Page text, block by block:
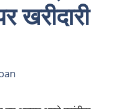
खरीदारी